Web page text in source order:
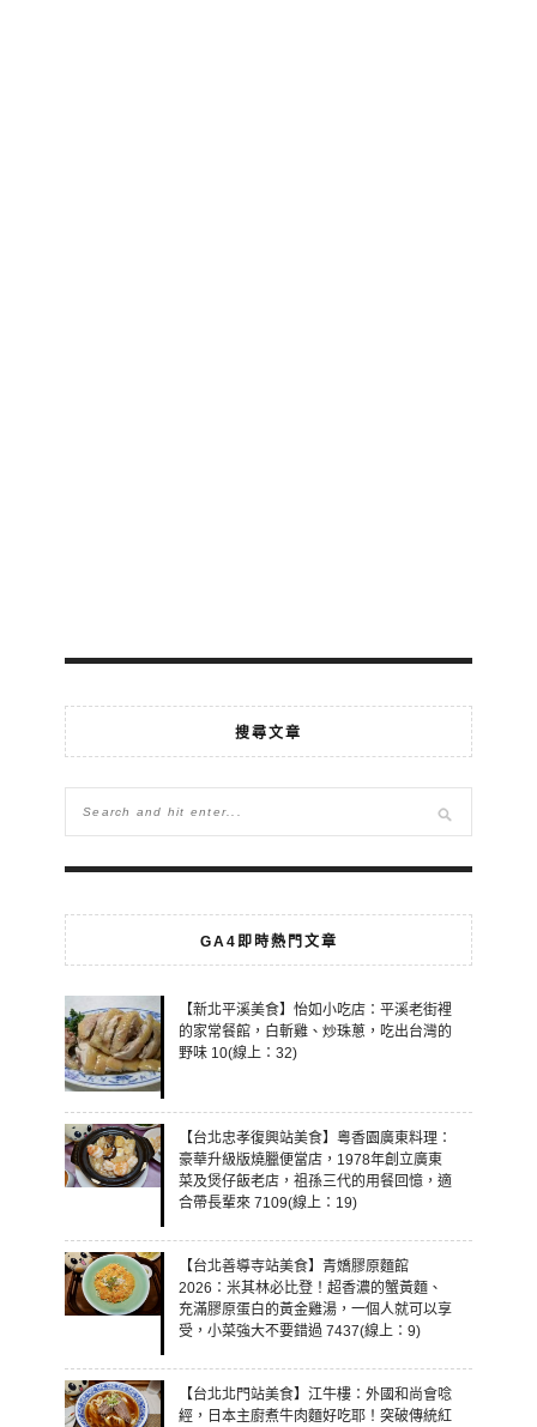
搜尋文章
GA4即時熱門文章
【新北平溪美食】怡如小吃店：平溪老街裡
的家常餐館，白斬雞、炒珠蔥，吃出台灣的
野味 10(線上：32)
【台北忠孝復興站美食】粵香園廣東料理：
豪華升級版燒臘便當店，1978年創立廣東
菜及煲仔飯老店，祖孫三代的用餐回憶，適
合帶長輩來 7109(線上：19)
【台北善導寺站美食】青嬌膠原麵館
2026：米其林必比登！超香濃的蟹黃麵、
充滿膠原蛋白的黃金雞湯，一個人就可以享
受，小菜強大不要錯過 7437(線上：9)
【台北北門站美食】江牛樓：外國和尚會唸
經，日本主廚煮牛肉麵好吃耶！突破傳統紅